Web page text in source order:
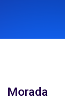
Morada